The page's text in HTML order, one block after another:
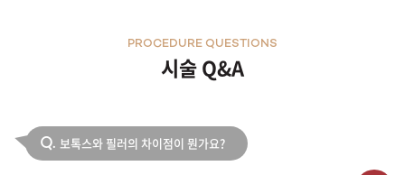
시술 Q&A
PROCEDURE QUESTIONS
Q. 보톡스와 필러의 차이점이 뭔가요?